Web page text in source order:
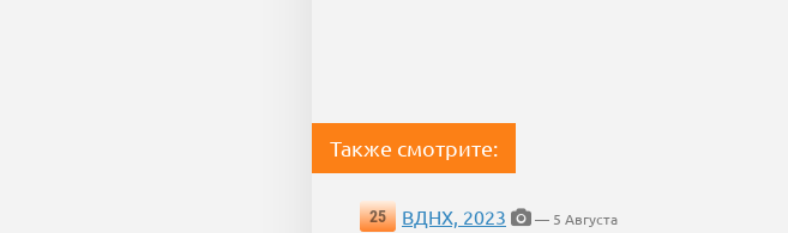
Также смотрите:
25 ВДНХ, 2023
— 5 Августа